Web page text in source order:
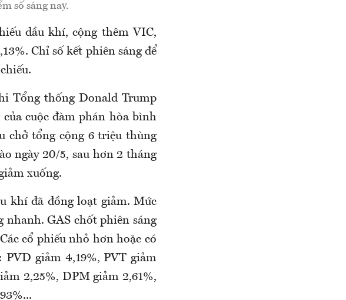
số sáng nay.
dầu khí, cộng thêm VIC,
Chỉ số kết phiên sáng để
Tổng thống Donald Trump
cuộc đàm phán hòa bình
chở tổng cộng 6 triệu thùng
ngày 20/5, sau hơn 2 tháng
xuống.
khí đã đồng loạt giảm. Mức
nhanh. GAS chốt phiên sáng
cổ phiếu nhỏ hơn hoặc có
PVD giảm 4,19%, PVT giảm
2,25%, DPM giảm 2,61%,